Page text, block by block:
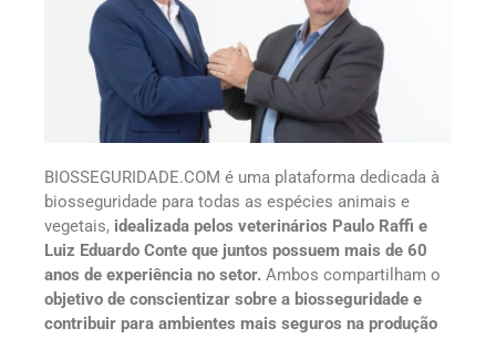
BIOSSEGURIDADE.COM é uma plataforma dedicada à
biosseguridade para todas as espécies animais e
vegetais, idealizada pelos veterinários Paulo Raffi e
Luiz Eduardo Conte que juntos possuem mais de 60
anos de experiência no setor. Ambos compartilham o
objetivo de conscientizar sobre a biosseguridade e
contribuir para ambientes mais seguros na produção